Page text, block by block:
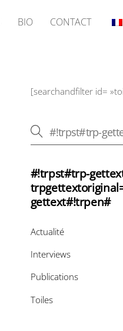
BIO CONTACT
[searchandfilter id=
#!trpst#trp-
gettext#!trpen#
Actualité
Interviews
Publications
Toiles